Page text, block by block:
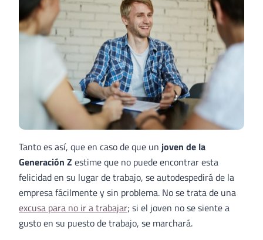
Tanto es así, que en caso de que un joven de la
Generación Z estime que no puede encontrar esta
felicidad en su lugar de trabajo, se autodespedirá de la
empresa fácilmente y sin problema. No se trata de una
excusa para no ir a trabajar; si el joven no se siente a
gusto en su puesto de trabajo, se marchará.